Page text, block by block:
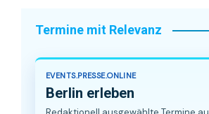
Termine mit Relevanz
EVENTS.PRESSE.ONLINE
Berlin erleben